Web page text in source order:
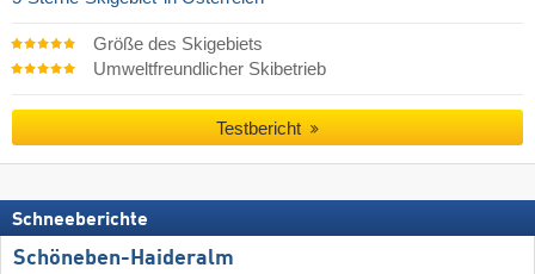
Größe des Skigebiets
Umweltfreundlicher Skibetrieb
Testbericht
Schneeberichte
Schöneben-Haideralm